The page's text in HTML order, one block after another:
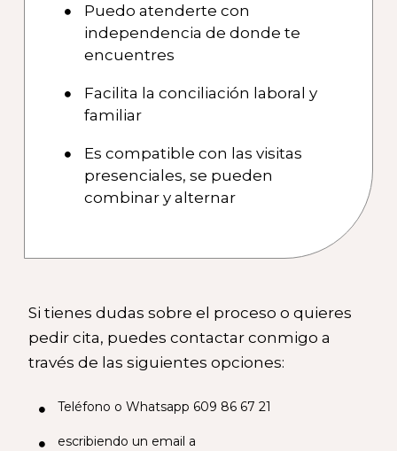
Puedo atenderte con
independencia de donde te
encuentres
Facilita la conciliación laboral y
familiar
Es compatible con las visitas
presenciales, se pueden
combinar y alternar
Si tienes dudas sobre el proceso o quieres
pedir cita, puedes contactar conmigo a
través de las siguientes opciones:
Teléfono o Whatsapp 609 86 67 21
escribiendo un email a